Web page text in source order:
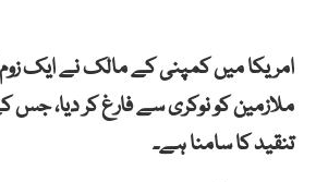
ملازمین کو نوکری سے فارغ کر دیا،
تنقید کا سامنا ہے۔